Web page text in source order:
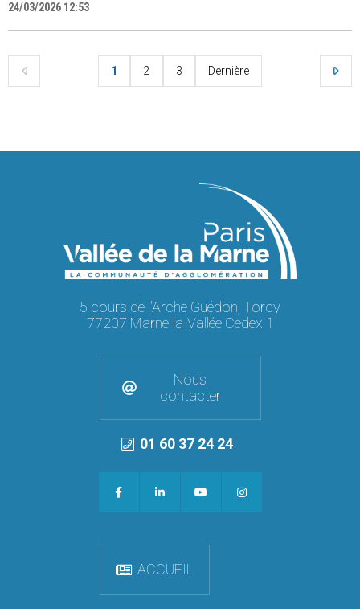
24/03/2026 12:53
1 2 3 Dernière
5 cours de l'Arche Guédon, Torcy
77207 Marne-la-Vallée Cedex 1
Nous
contacter
01 60 37 24 24
ACCUEIL